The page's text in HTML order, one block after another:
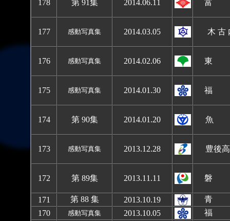
178 第 91集 2014.06.11 富
177 感動写真集 2014.03.05 木 古
176 感動写真集 2014.02.06 東
175 感動写真集 2014.01.30 福
174 第 90集 2014.01.20 魚
173 感動写真集 2013.12.28 豊後
172 第 89集 2013.11.11 磐
1 71 第 88 集 2013.10.19
青
1 70 感動写真集 2013.10.05
福